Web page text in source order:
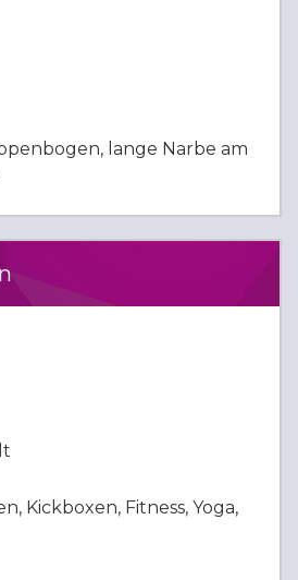
lange Narbe am
Kickboxen, Fitness, Yoga,